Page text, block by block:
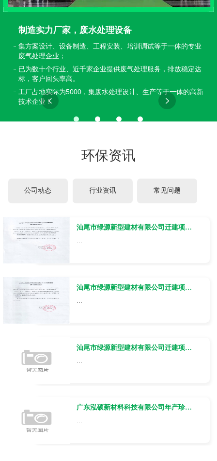
制造实力厂家，废水处理设备
集方案设计、设备制造、工程安装、培训调试等于一体的专业
废气处理企业；
已为数十个行业、近千家企业提供废气处理服务，排放稳定达
标，客户回头率高。
工厂占地实际为5000，集废水处理设计、生产等于一体的高新
技术企业！
环保资讯
公司动态 行业资讯 常见问题
汕尾市绿源新型建材有限公司迁建项目调试日期公示
汕尾市绿源新型建材有限公司迁建项目竣工日期公示
...
汕尾市绿源新型建材有限公司迁建项目竣工环境保护验收报告公示
...
广东泓硕新材料科技有限公司年产珍珠棉400吨、薄膜200吨及纸箱500吨